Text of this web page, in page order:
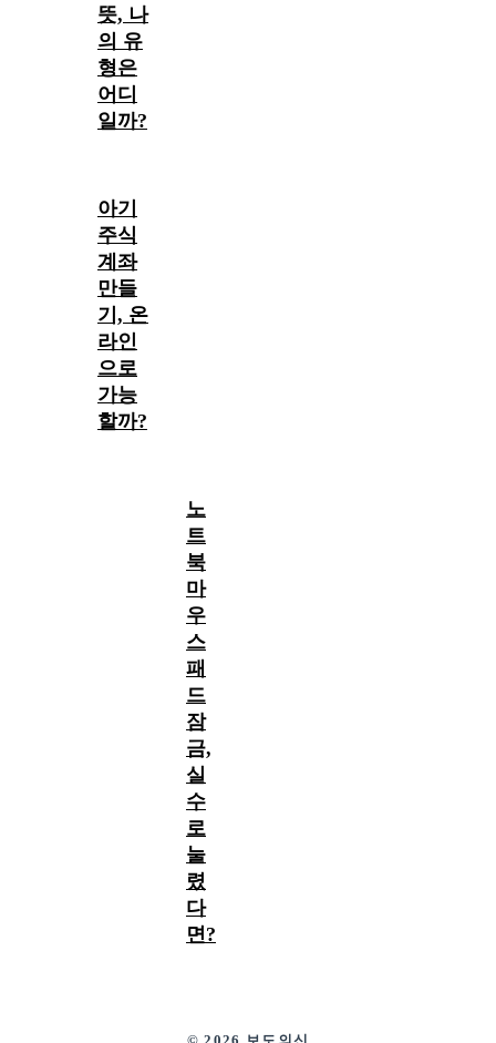
뜻, 나
의 유
형은
어디
일까?
아기
주식
계좌
만들
기, 온
라인
으로
가능
할까?
노
트
북
마
우
스
패
드
잠
금,
실
수
로
눌
렸
다
면?